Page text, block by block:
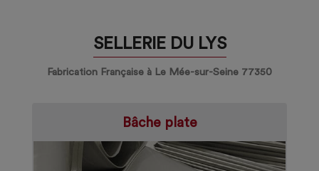
SELLERIE DU LYS
Fabrication Française à Le Mée-sur-Seine 77350
Bâche plate